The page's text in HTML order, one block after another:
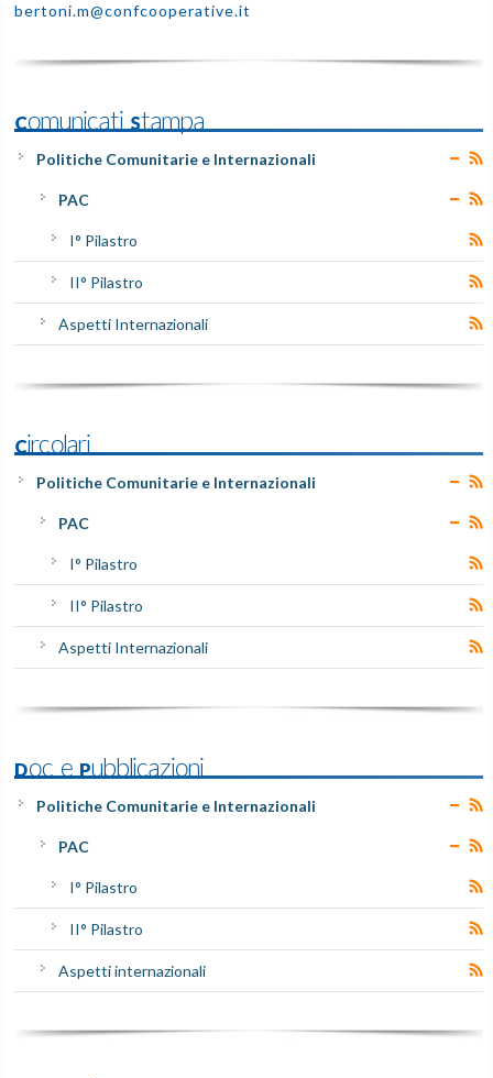
bertoni.m@confcooperative.it
Comunicati Stampa
Politiche Comunitarie e Internazionali
PAC
I° Pilastro
II° Pilastro
Aspetti Internazionali
Circolari
Politiche Comunitarie e Internazionali
PAC
I° Pilastro
II° Pilastro
Aspetti Internazionali
Doc e Pubblicazioni
Politiche Comunitarie e Internazionali
PAC
I° Pilastro
II° Pilastro
Aspetti internazionali